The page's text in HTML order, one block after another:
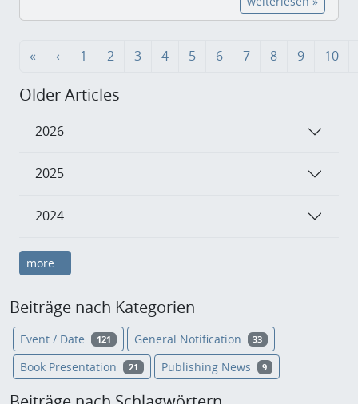
« ‹ 1 2 3 4 5 6 7 8 9 10
Older Articles
2026
2025
2024
more...
Beiträge nach Kategorien
Event / Date 121 General Notification 33
Book Presentation 21 Publishing News 9